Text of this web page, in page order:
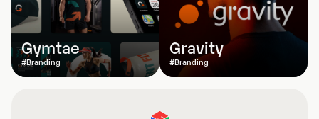
Gymtae
#Branding
Gravity
#Branding